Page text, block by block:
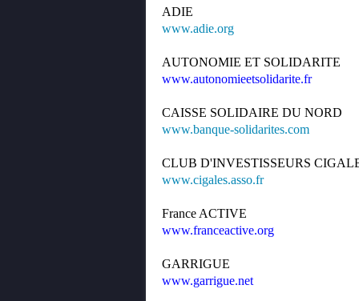
ADIE
www.adie.org
AUTONOMIE ET SOLIDARITE
www.autonomieetsolidarite.fr
CAISSE SOLIDAIRE DU NORD
www.banque-solidarites.com
CLUB D'INVESTISSEURS
www.cigales.asso.fr
France ACTIVE
www.franceactive.org
GARRIGUE
www.garrigue.net